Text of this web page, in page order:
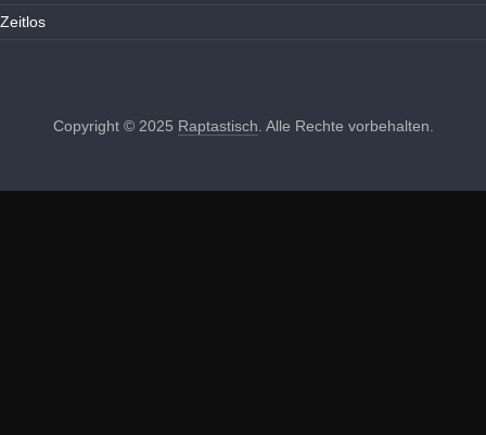
Zeitlos
Copyright © 2025 Raptastisch . Alle Rechte vorbehalten.